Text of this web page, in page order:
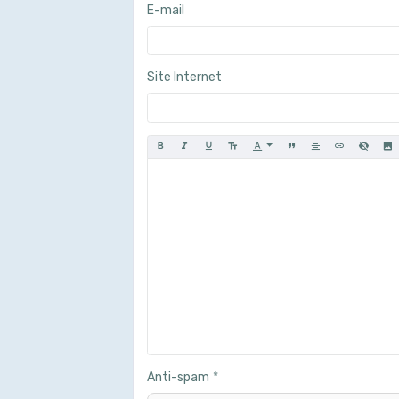
E-mail
Site Internet
Anti-spam